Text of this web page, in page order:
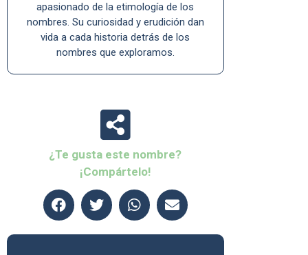
apasionado de la etimología de los
nombres. Su curiosidad y erudición dan
vida a cada historia detrás de los
nombres que exploramos.
¿Te gusta este nombre?
¡Compártelo!